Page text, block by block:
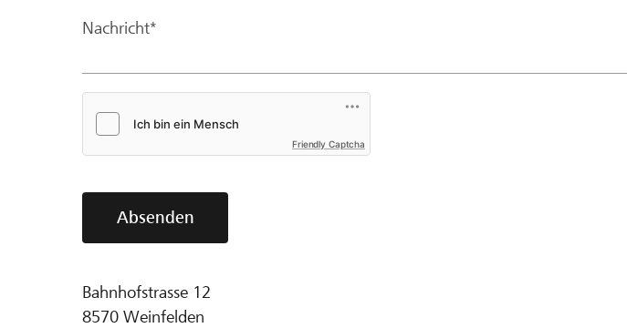
Nachricht*
Friendly Captcha
Absenden
Bahnhofstrasse 12
8570 Weinfelden